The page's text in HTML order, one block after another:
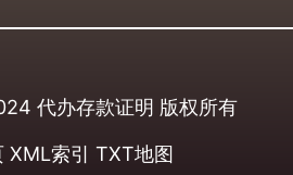
代办存款证明 版权所有
XML索引 TXT地图